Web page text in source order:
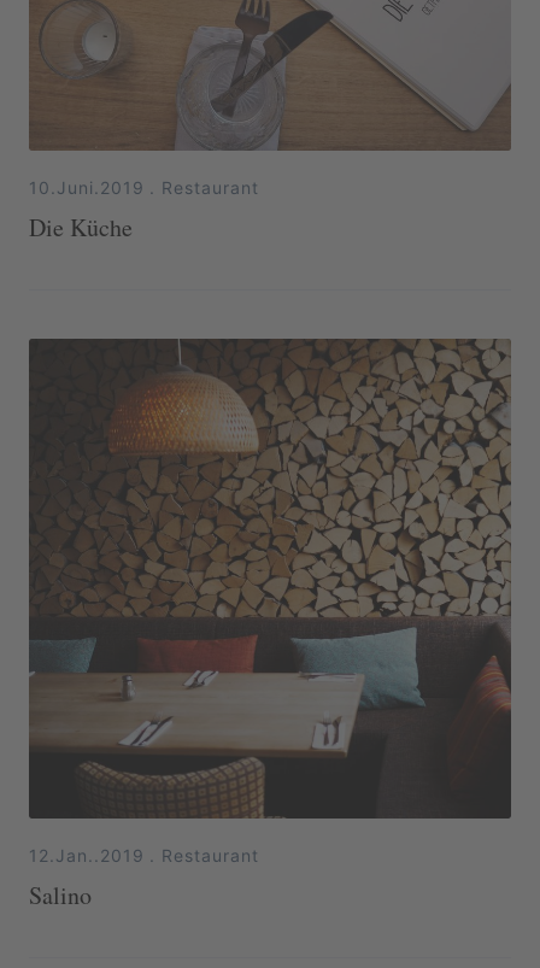
10.Juni.2019 Restaurant
Die Küche
12.Jan..2019 Restaurant
Salino